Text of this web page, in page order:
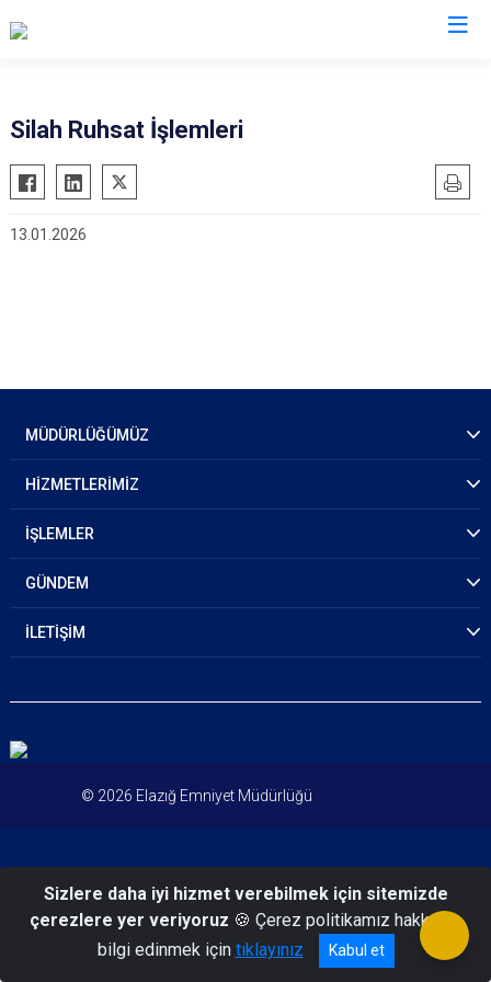
Silah Ruhsat İşlemleri
13.01.2026
MÜDÜRLÜĞÜMÜZ
HİZMETLERİMİZ
İŞLEMLER
GÜNDEM
İLETİŞİM
© 2026 Elazığ Emniyet Müdürlüğü
Sizlere daha iyi hizmet verebilmek için sitemizde
çerezlere yer veriyoruz 🍪 Çerez politikamız hakkında
bilgi edinmek için tıklayınız Kabul et